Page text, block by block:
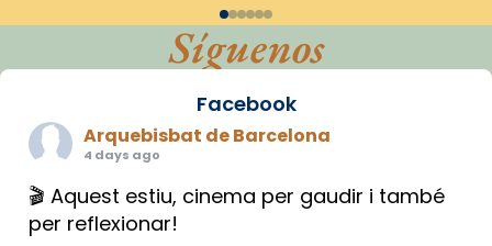
Síguenos
Facebook
Arquebisbat de Barcelona
4 days ago
🎬 Aquest estiu, cinema per gaudir i també
per reflexionar!